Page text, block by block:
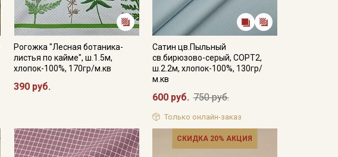
Рогожка "Лесная ботаника-
листья по кайме", ш.1.5м,
хлопок-100%, 170гр/м.кв
390 руб.
Сатин цв.Пыльный
св.бирюзово-серый, СОРТ2,
ш.2.2м, хлопок-100%, 130гр/
м.кв
600 руб. 750 руб.
Только онлайн-заказ
СКИДКА 20% АКЦИЯ